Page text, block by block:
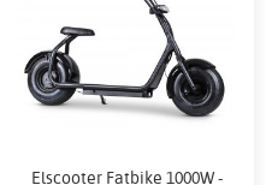
Elscooter Fatbike 1000W -